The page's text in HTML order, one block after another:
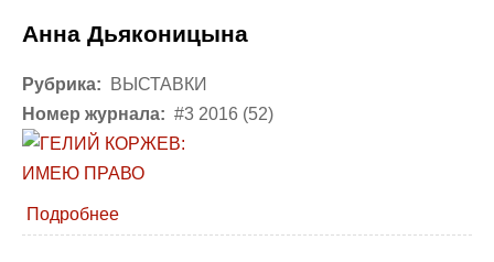
Анна Дьяконицына
Рубрика:
ВЫСТАВКИ
Номер журнала: #3 2016 (52)
Подробнее